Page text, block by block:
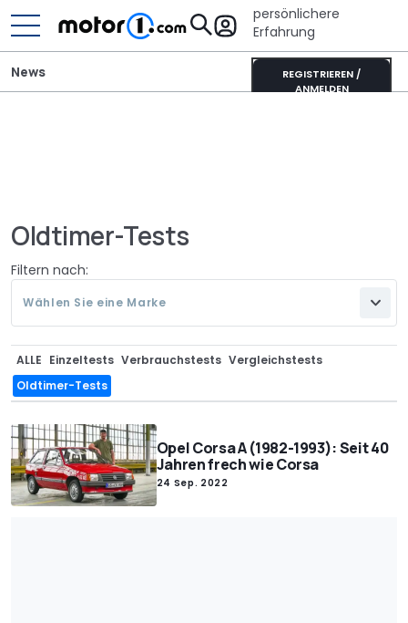
persönlichere
Erfahrung
REGISTRIEREN /
ANMELDEN
News
Oldtimer-Tests
Filtern nach:
Wählen Sie eine Marke
ALLE Einzeltests Verbrauchstests Vergleichstests
Oldtimer-Tests
Opel Corsa A (1982-1993): Seit 40
Jahren frech wie Corsa
24 Sep. 2022